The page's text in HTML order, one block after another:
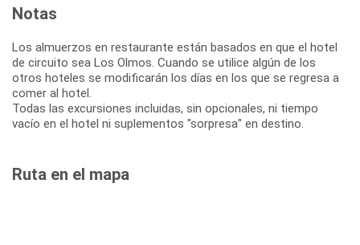
Notas
Los almuerzos en restaurante están basados en que el hotel
de circuito sea Los Olmos. Cuando se utilice algún de los
otros hoteles se modificarán los días en los que se regresa a
comer al hotel.
Todas las excursiones incluidas, sin opcionales, ni tiempo
vacío en el hotel ni suplementos "sorpresa" en destino.
Ruta en el mapa